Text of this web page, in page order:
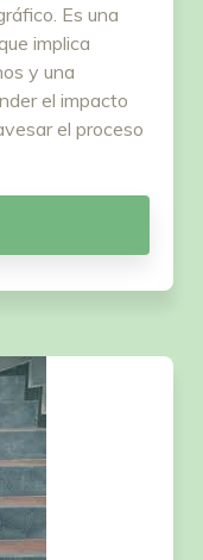
Es una
implica
y una
el impacto
el proceso